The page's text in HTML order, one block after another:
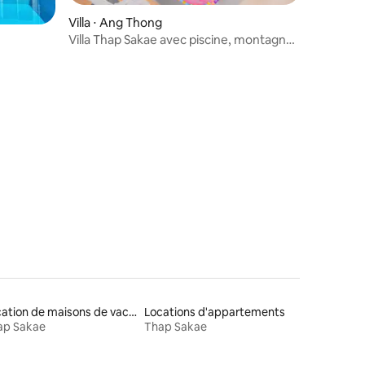
Villa ⋅ Ang Thong
Villa Thap Sakae avec piscine, montagne
Location de maisons de vacances
Sakae
Locations d'appartements
Thap Sakae